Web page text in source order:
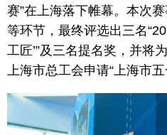
赛”在上海落下帷幕。本次
等环节，最终评选出三名
工匠’”及三名提名奖，并将
上海市总工会申请“上海市五